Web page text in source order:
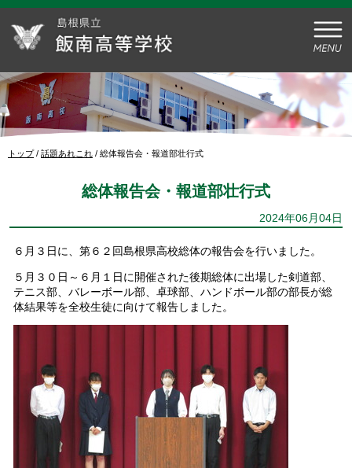
このページの本文へ
現
トップ/ 話題あれこれ / 総体報告会・報道部壮行式
総体報告会・報道部壮行式
2024年06月04日
６月３日に、第６２回島根県高校総体の報告会を行いました。
５月３０日～６月１日に開催された後期総体に出場した剣道部、
テニス部、バレーボール部、卓球部、ハンドボール部の部長が総
体結果等を全校生徒に向けて報告しました。